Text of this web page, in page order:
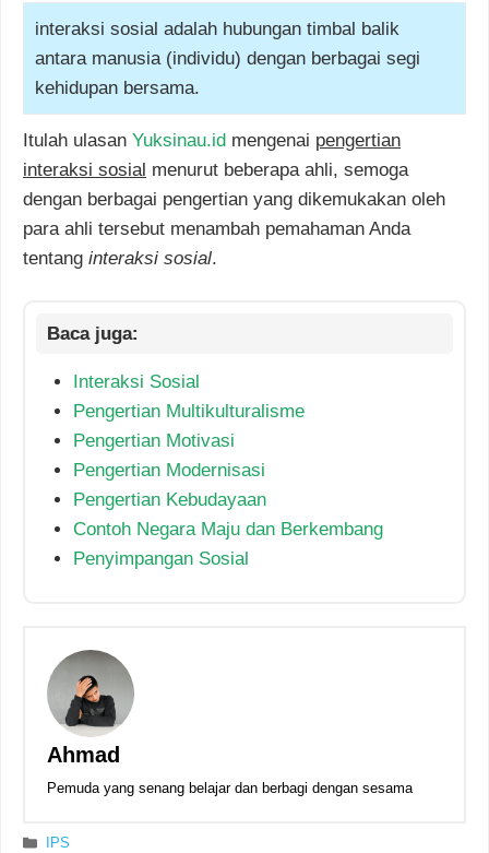
interaksi sosial adalah hubungan timbal balik
antara manusia (individu) dengan berbagai segi
kehidupan bersama.
Itulah ulasan Yuksinau.id mengenai pengertian
interaksi sosial menurut beberapa ahli, semoga
dengan berbagai pengertian yang dikemukakan oleh
para ahli tersebut menambah pemahaman Anda
tentang interaksi sosial.
Interaksi Sosial
Pengertian Multikulturalisme
Pengertian Motivasi
Pengertian Modernisasi
Pengertian Kebudayaan
Contoh Negara Maju dan Berkembang
Penyimpangan Sosial
Ahmad
Pemuda yang senang belajar dan berbagi dengan sesama
Kategori
IPS